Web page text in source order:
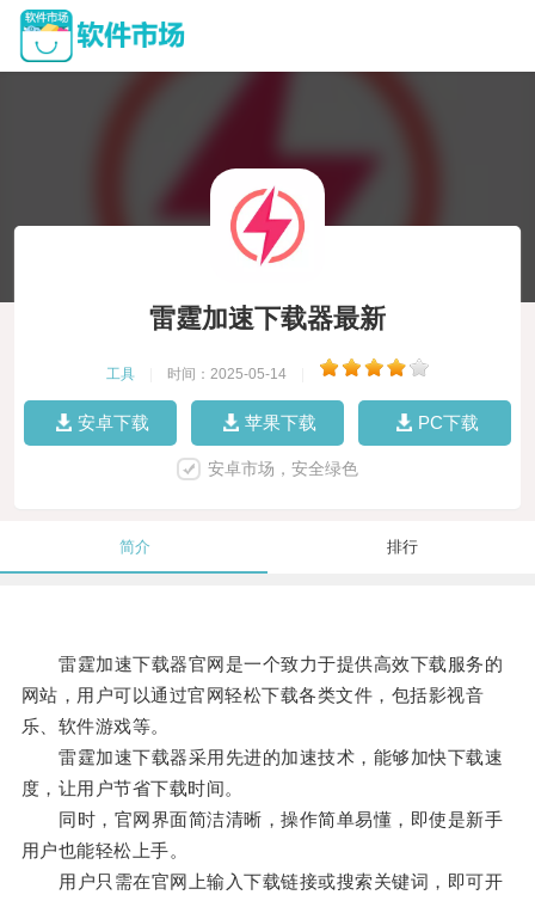
雷霆加速下载器最新
工具 时间：2025-05-14
安卓下载 苹果下载 PC下载
安卓市场，安全绿色
简介 排行
雷霆加速下载器官网是一个致力于提供高效下载服务的
网站，用户可以通过官网轻松下载各类文件，包括影视音
乐、软件游戏等。
雷霆加速下载器采用先进的加速技术，能够加快下载速
度，让用户节省下载时间。
同时，官网界面简洁清晰，操作简单易懂，即使是新手
用户也能轻松上手。
用户只需在官网上输入下载链接或搜索关键词，即可开